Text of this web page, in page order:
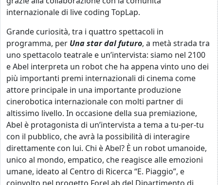
internazionale di live coding TopLap.
Grande curiosità, tra i quattro spettacoli in
programma, per Una star dal futuro, a metà strada tra
uno spettacolo teatrale e un’intervista: siamo nel 2100
e Abel interpreta un robot che ha appena vinto uno dei
più importanti premi internazionali di cinema come
attore principale in una importante produzione
cinerobotica internazionale con molti partner di
altissimo livello. In occasione della sua premiazione,
Abel è protagonista di un’intervista a tema a tu-per-tu
con il pubblico, che avrà la possibilità di interagire
direttamente con lui. Chi è Abel? È un robot umanoide,
unico al mondo, empatico, che reagisce alle emozioni
umane, ideato al Centro di Ricerca “E. Piaggio”, e